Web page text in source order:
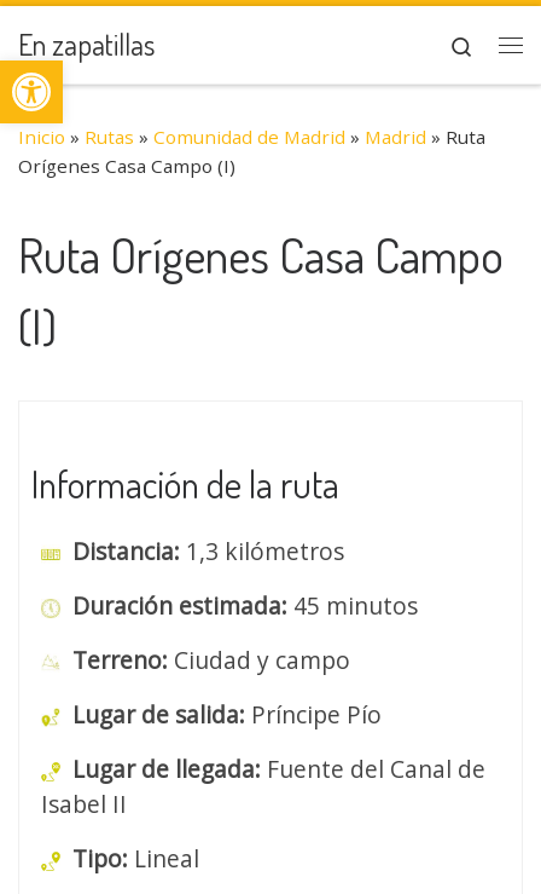
Abrir barra de herramientas
Saltar al contenido
En zapatillas
Search
Inicio » Rutas » Comunidad de Madrid » Madrid » Ruta
Orígenes Casa Campo (I)
Ruta Orígenes Casa Campo
(I)
Información de la ruta
Distancia: 1,3 kilómetros
Duración estimada: 45 minutos
Terreno: Ciudad y campo
Lugar de salida: Príncipe Pío
Lugar de llegada: Fuente del Canal de
Isabel II
Tipo: Lineal